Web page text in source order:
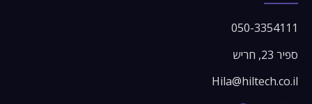
050-3354111
ספיר 23, חריש
Hila@hiltech.co.il